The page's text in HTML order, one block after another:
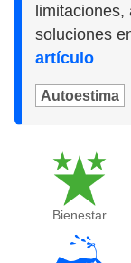
limitaciones,
soluciones
artículo
Autoestima
Bienestar